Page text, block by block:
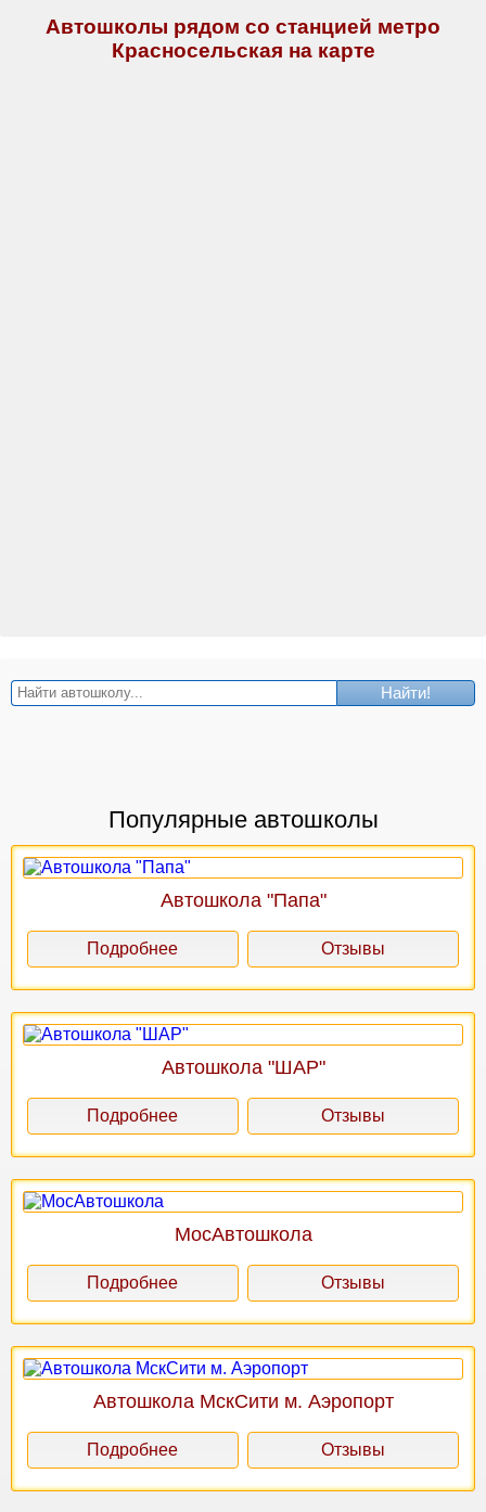
Автошколы рядом со станцией метро
Красносельская на карте
Найти!
Популярные автошколы
Автошкола "Папа"
Подробнее Отзывы
Автошкола "ШАР"
Подробнее Отзывы
МосАвтошкола
Подробнее Отзывы
Автошкола МскСити м. Аэропорт
Подробнее Отзывы